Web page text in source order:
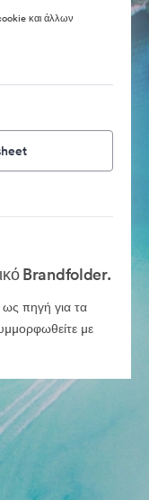
και άλλων
Brandfolder.
πηγή για τα
με